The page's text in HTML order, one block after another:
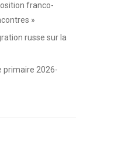
franco-
»
russe sur la
primaire 2026-